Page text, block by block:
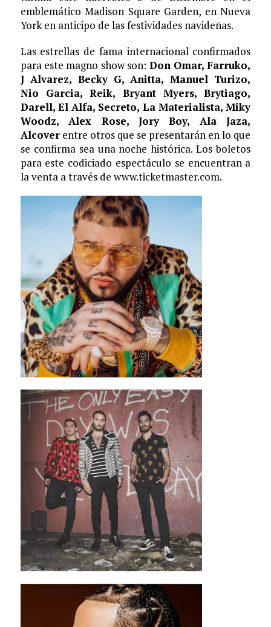
emblemático Madison Square Garden, en Nueva
York en anticipo de las festividades navideñas.
Las estrellas de fama internacional confirmados
para este magno show son: Don Omar, Farruko,
J Alvarez, Becky G, Anitta, Manuel Turizo,
Nio Garcia, Reik, Bryant Myers, Brytiago,
Darell, El Alfa, Secreto, La Materialista, Miky
Woodz, Alex Rose, Jory Boy, Ala Jaza,
Alcoverentre otros que se presentarán en lo que
se confirma sea una noche histórica. Los boletos
para este codiciado espectáculo se encuentran a
la venta a través de www.ticketmaster.com.